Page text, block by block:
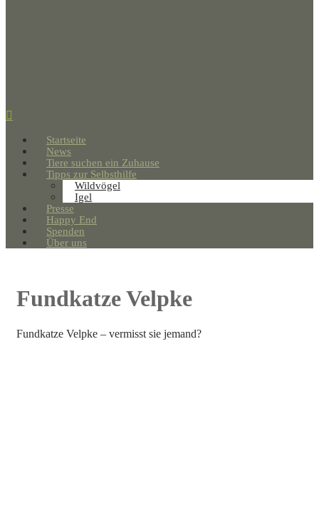
Startseite
News
Tiere suchen ein Zuhause
Tipps zur Selbsthilfe
Wildvögel
Igel
Presse
Happy End
Spenden
Über uns
Fundkatze Velpke
Fundkatze Velpke – vermisst sie jemand?